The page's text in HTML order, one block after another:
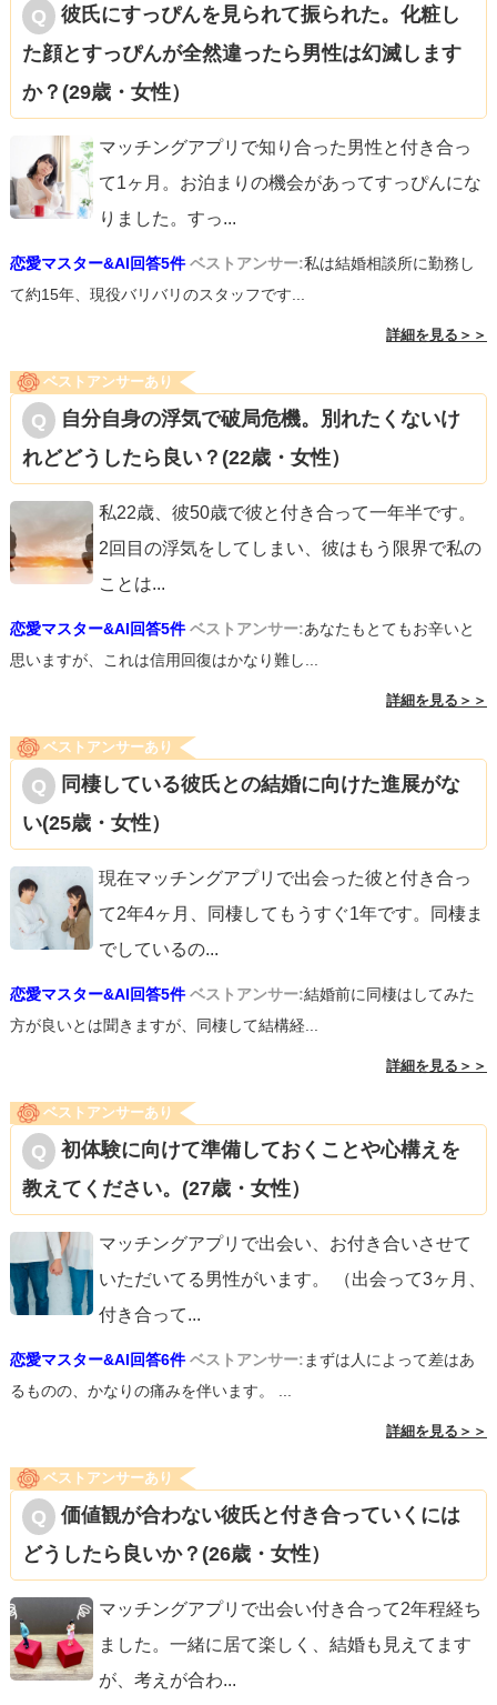
彼氏にすっぴんを見られて振られた。化粧し
た顔とすっぴんが全然違ったら男性は幻滅します
か？(29歳・女性）
マッチングアプリで知り合った男性と付き合っ
て1ヶ月。お泊まりの機会があってすっぴんにな
りました。すっ...
恋愛マスター&AI回答5件 ベストアンサー:私は結婚相談所に勤務し
て約15年、現役バリバリのスタッフです...
詳細を見る＞＞
ベストアンサーあり
自分自身の浮気で破局危機。別れたくないけ
れどどうしたら良い？(22歳・女性）
私22歳、彼50歳で彼と付き合って一年半です。
2回目の浮気をしてしまい、彼はもう限界で私の
ことは...
恋愛マスター&AI回答5件 ベストアンサー:あなたもとてもお辛いと
思いますが、これは信用回復はかなり難し...
詳細を見る＞＞
ベストアンサーあり
同棲している彼氏との結婚に向けた進展がな
い(25歳・女性）
現在マッチングアプリで出会った彼と付き合っ
て2年4ヶ月、同棲してもうすぐ1年です。同棲ま
でしているの...
恋愛マスター&AI回答5件 ベストアンサー:結婚前に同棲はしてみた
方が良いとは聞きますが、同棲して結構経...
詳細を見る＞＞
ベストアンサーあり
初体験に向けて準備しておくことや心構えを
教えてください。(27歳・女性）
マッチングアプリで出会い、お付き合いさせて
いただいてる男性がいます。 （出会って3ヶ月、
付き合って...
恋愛マスター&AI回答6件 ベストアンサー:まずは人によって差はあ
るものの、かなりの痛みを伴います。 ...
詳細を見る＞＞
ベストアンサーあり
価値観が合わない彼氏と付き合っていくには
どうしたら良いか？(26歳・女性）
マッチングアプリで出会い付き合って2年程経ち
ました。一緒に居て楽しく、結婚も見えてます
が、考えが合わ...